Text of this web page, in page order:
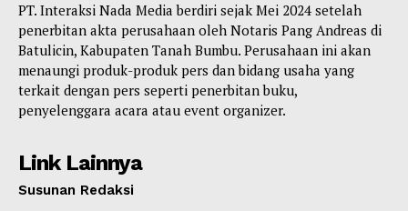
PT. Interaksi Nada Media berdiri sejak Mei 2024 setelah
penerbitan akta perusahaan oleh Notaris Pang Andreas di
Batulicin, Kabupaten Tanah Bumbu. Perusahaan ini akan
menaungi produk-produk pers dan bidang usaha yang
terkait dengan pers seperti penerbitan buku,
penyelenggara acara atau event organizer.
Link Lainnya
Susunan Redaksi